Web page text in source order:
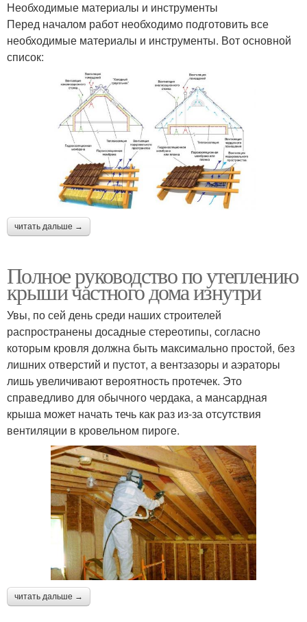
Необходимые материалы и инструменты
Перед началом работ необходимо подготовить все
необходимые материалы и инструменты. Вот основной
список:
читать дальше →
Полное руководство по утеплению
крыши частного дома изнутри
Увы, по сей день среди наших строителей
распространены досадные стереотипы, согласно
которым кровля должна быть максимально простой, без
лишних отверстий и пустот, а вентзазоры и аэраторы
лишь увеличивают вероятность протечек. Это
справедливо для обычного чердака, а мансардная
крыша может начать течь как раз из-за отсутствия
вентиляции в кровельном пироге.
читать дальше →